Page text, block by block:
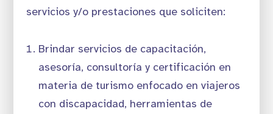
servicios y/o prestaciones que soliciten:
Brindar servicios de capacitación,
asesoría, consultoría y certificación en
materia de turismo enfocado en viajeros
con discapacidad, herramientas de